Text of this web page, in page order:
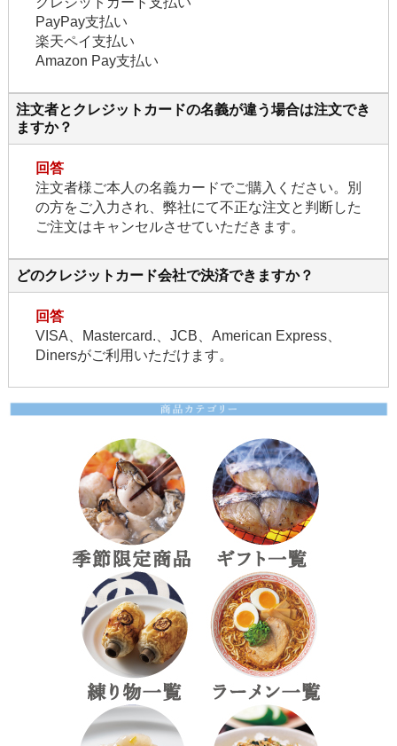
PayPay支払い
楽天ペイ支払い
Amazon Pay支払い
注文者とクレジットカードの名義が違う場合は注文でき
ますか？
回答
注文者様ご本人の名義カードでご購入ください。別
の方をご入力され、弊社にて不正な注文と判断した
ご注文はキャンセルさせていただきます。
どのクレジットカード会社で決済できますか？
回答
VISA、Mastercard.、JCB、American Express、
Dinersがご利用いただけます。